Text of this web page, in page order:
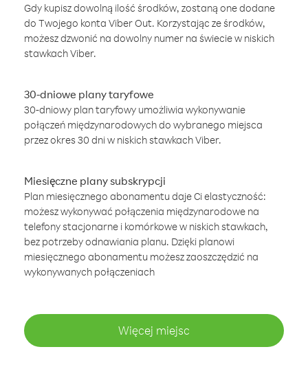
Gdy kupisz dowolną ilość środków, zostaną one dodane
do Twojego konta Viber Out. Korzystając ze środków,
możesz dzwonić na dowolny numer na świecie w niskich
stawkach Viber.
30-dniowe plany taryfowe
30-dniowy plan taryfowy umożliwia wykonywanie
połączeń międzynarodowych do wybranego miejsca
przez okres 30 dni w niskich stawkach Viber.
Miesięczne plany subskrypcji
Plan miesięcznego abonamentu daje Ci elastyczność:
możesz wykonywać połączenia międzynarodowe na
telefony stacjonarne i komórkowe w niskich stawkach,
bez potrzeby odnawiania planu. Dzięki planowi
miesięcznego abonamentu możesz zaoszczędzić na
wykonywanych połączeniach
Więcej miejsc